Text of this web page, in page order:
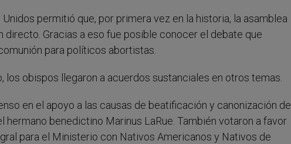
permitió que, por primera vez en la historia, la asamblea
directo. Gracias a eso fue posible conocer el debate que
para políticos abortistas.
los obispos llegaron a acuerdos sustanciales en otros temas.
en el apoyo a las causas de beatificación y canonización del
benedictino Marinus LaRue. También votaron a favor
para el Ministerio con Nativos Americanos y Nativos de